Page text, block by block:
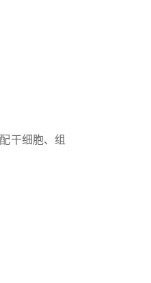
干细胞、组